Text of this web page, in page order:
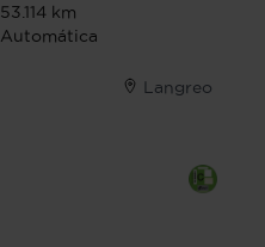
53.114 km
Automática
Langreo